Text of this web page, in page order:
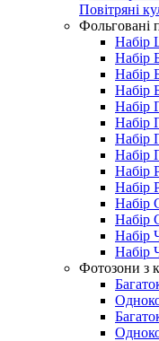
Повітряні
Фольговані
Набір
Набір
Набір
Набір
Набір
Набір
Набір
Набір
Набір
Набір
Набір
Набір
Набір
Набір
Фотозони з